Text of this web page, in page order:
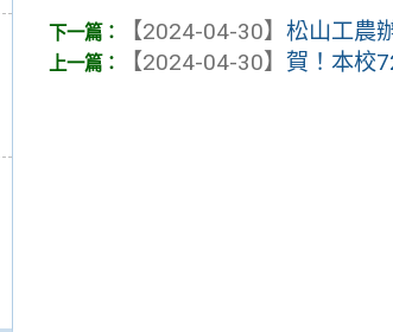
【2024-04-30】松山工農
【2024-04-30】賀！本校